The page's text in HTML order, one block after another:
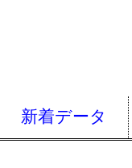
新着データ